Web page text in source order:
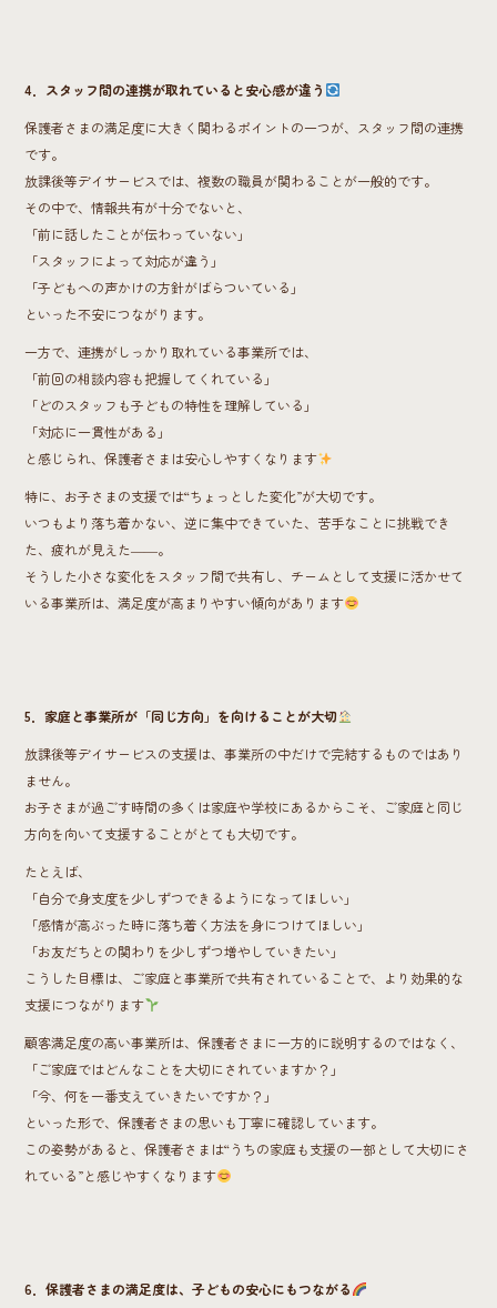
4．スタッフ間の連携が取れていると安心感が違う
保護者さまの満足度に大きく関わるポイントの一つが、スタッフ間の連携
です。
放課後等デイサービスでは、複数の職員が関わることが一般的です。
その中で、情報共有が十分でないと、
「前に話したことが伝わっていない」
「スタッフによって対応が違う」
「子どもへの声かけの方針がばらついている」
といった不安につながります。
一方で、連携がしっかり取れている事業所では、
「前回の相談内容も把握してくれている」
「どのスタッフも子どもの特性を理解している」
「対応に一貫性がある」
と感じられ、保護者さまは安心しやすくなります
特に、お子さまの支援では“ちょっとした変化”が大切です。
いつもより落ち着かない、逆に集中できていた、苦手なことに挑戦でき
た、疲れが見えた――。
そうした小さな変化をスタッフ間で共有し、チームとして支援に活かせて
いる事業所は、満足度が高まりやすい傾向があります
5．家庭と事業所が「同じ方向」を向けることが大切
放課後等デイサービスの支援は、事業所の中だけで完結するものではあり
ません。
お子さまが過ごす時間の多くは家庭や学校にあるからこそ、ご家庭と同じ
方向を向いて支援することがとても大切です。
たとえば、
「自分で身支度を少しずつできるようになってほしい」
「感情が高ぶった時に落ち着く方法を身につけてほしい」
「お友だちとの関わりを少しずつ増やしていきたい」
こうした目標は、ご家庭と事業所で共有されていることで、より効果的な
支援につながります
顧客満足度の高い事業所は、保護者さまに一方的に説明するのではなく、
「ご家庭ではどんなことを大切にされていますか？」
「今、何を一番支えていきたいですか？」
といった形で、保護者さまの思いも丁寧に確認しています。
この姿勢があると、保護者さまは“うちの家庭も支援の一部として大切にさ
れている”と感じやすくなります
6．保護者さまの満足度は、子どもの安心にもつながる